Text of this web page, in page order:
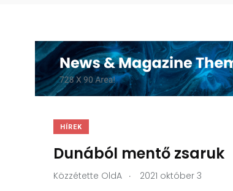
HÍREK
Dunából mentő zsaruk
Közzétette OldA . 2021 október 3